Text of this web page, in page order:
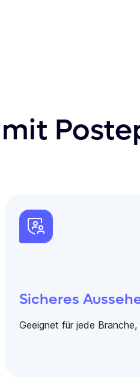
Sicheres
Geeignet für jede